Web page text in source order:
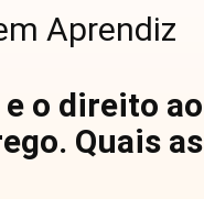
Aprendiz
o direito ao
Quais as